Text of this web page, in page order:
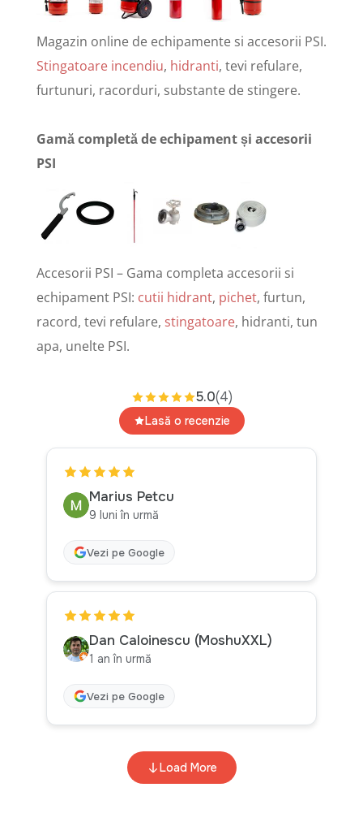
Magazin online de echipamente si accesorii PSI.
Stingatoare incendiu, hidranti, tevi refulare,
furtunuri, racorduri, substante de stingere.
Gamă completă de echipament și accesorii
PSI
Accesorii PSI – Gama completa accesorii si
echipament PSI: cutii hidrant, pichet, furtun,
racord, tevi refulare, stingatoare, hidranti, tun
apa, unelte PSI.